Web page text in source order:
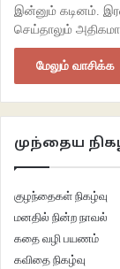
இன்னும் கடினம்.
செய்தாலும்
மேலும் வாசிக்க
முந்தைய
குழந்தைகள் நிகழ்வு
மனதில் நின்ற நாவல்
கதை வழி பயணம்
கவிதை நிகழ்வு